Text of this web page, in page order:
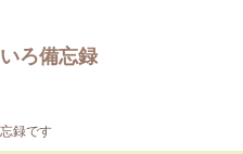
ろ備忘録
録です